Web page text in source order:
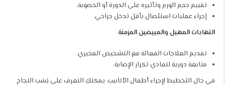
تقييم حجم الورم وتأثيره على الدورة أو الخصوبة.
إجراء عمليات استئصال بأقل تدخل جراحي.
التهابات المهبل والمبيضين المزمنة
تقديم العلاجات الفعالة مع التشخيص المخبري.
متابعة دورية لتفادي تكرار الإصابة.
في حال التخطيط لإجراء أطفال الأنابيب، يمكنكِ التعرف على نِسَب النجاح